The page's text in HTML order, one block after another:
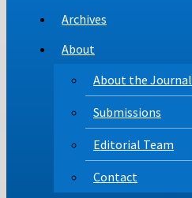
Archives
About
About the Journal
Submissions
Editorial Team
Contact